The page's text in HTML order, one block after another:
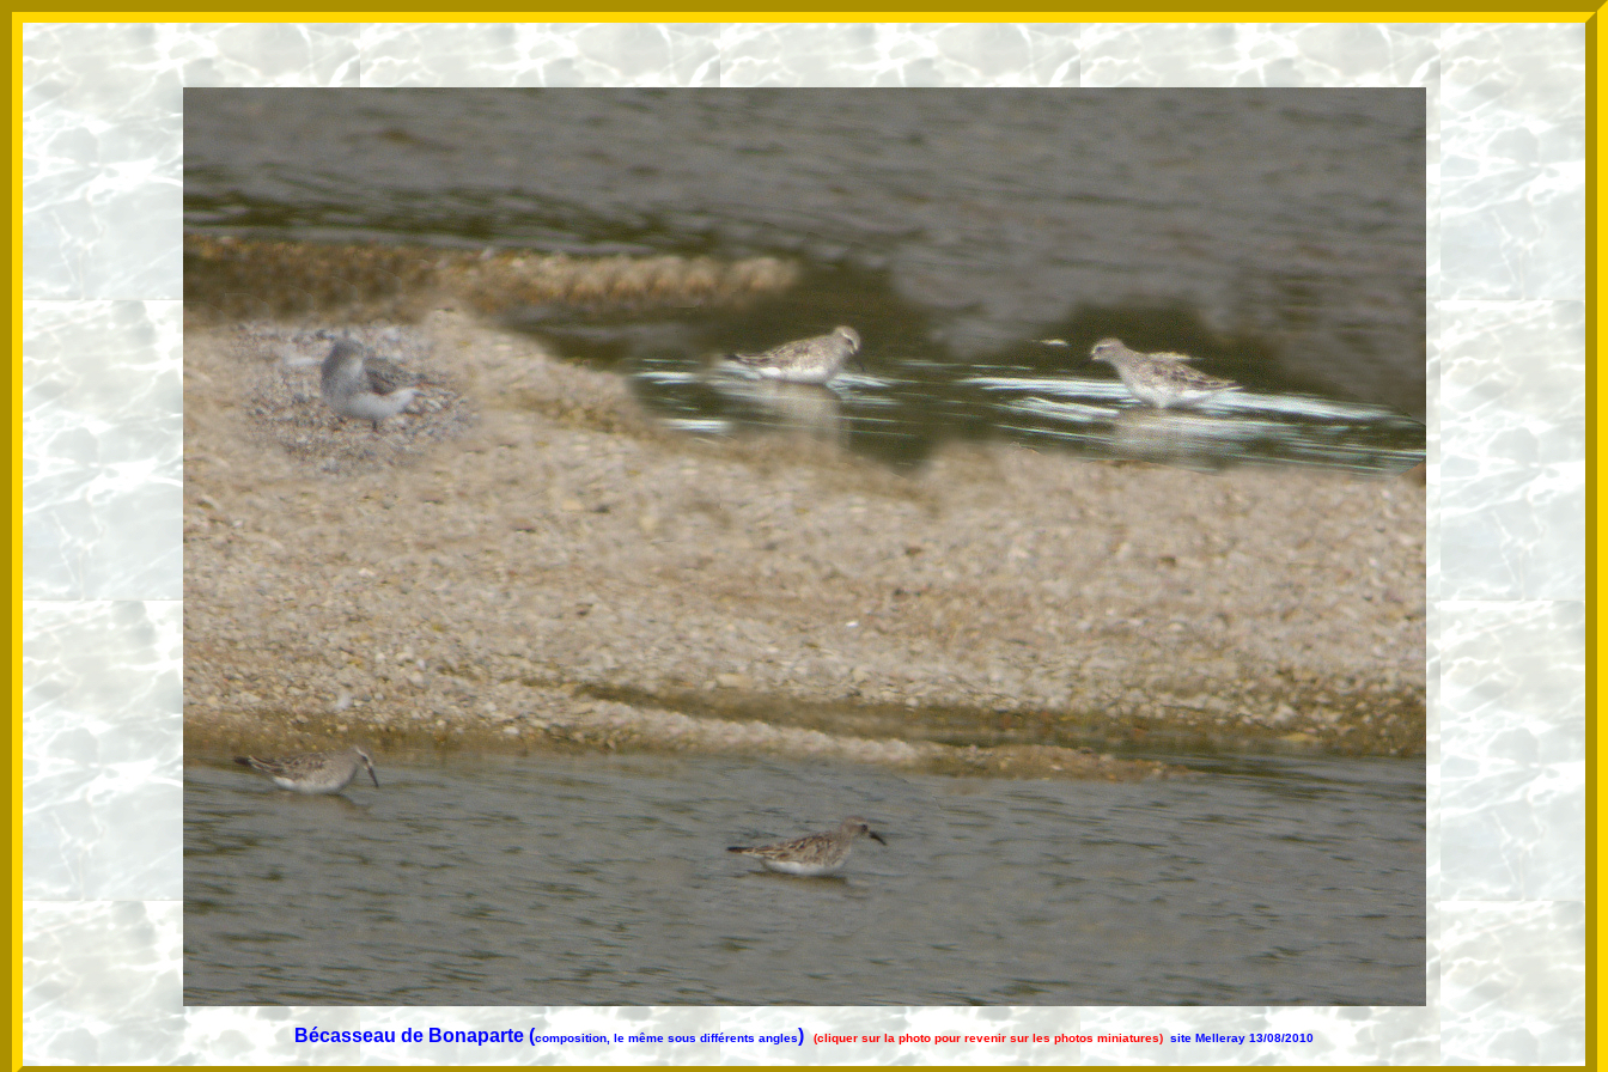
Bécasseau de Bonaparte (composition, le même sous différents angles)(cliquer sur la photo pour revenir sur les photos miniatures) site Melleray 13/08/2010